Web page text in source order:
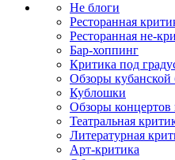
Не блоги
Ресторанная
Ресторанная не-
Бар-хоппинг
Критика под
Обзоры кубанской
Кублошки
Обзоры концертов
Театральная
Литературная
Арт-критика